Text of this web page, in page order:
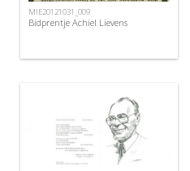
MIE20121031_009
Bidprentje Achiel Lievens